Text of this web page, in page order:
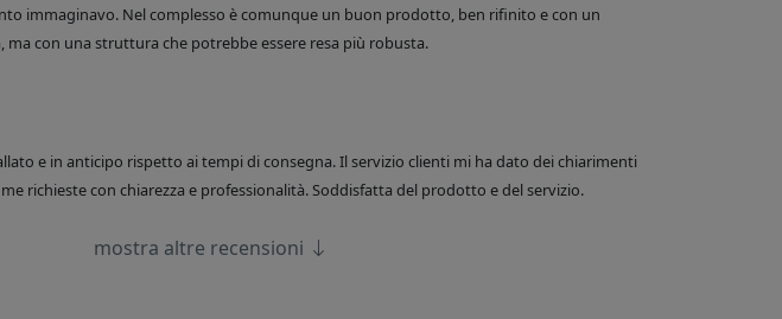
immaginavo. Nel complesso è comunque un buon prodotto, ben rifinito e con un
con una struttura che potrebbe essere resa più robusta.
e in anticipo rispetto ai tempi di consegna. Il servizio clienti mi ha dato dei chiarimenti
richieste con chiarezza e professionalità. Soddisfatta del prodotto e del servizio.
mostra altre recensioni